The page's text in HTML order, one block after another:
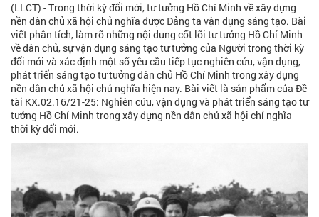
(LLCT) - Trong thời kỳ đổi mới, tư tưởng Hồ Chí Minh về xây dựng
nền dân chủ xã hội chủ nghĩa được Đảng ta vận dụng sáng tạo. Bài
viết phân tích, làm rõ những nội dung cốt lõi tư tưởng Hồ Chí Minh
về dân chủ, sự vận dụng sáng tạo tư tưởng của Người trong thời kỳ
đổi mới và xác định một số yêu cầu tiếp tục nghiên cứu, vận dụng,
phát triển sáng tạo tư tưởng dân chủ Hồ Chí Minh trong xây dựng
nền dân chủ xã hội chủ nghĩa hiện nay. Bài viết là sản phẩm của Đề
tài KX.02.16/21-25: Nghiên cứu, vận dụng và phát triển sáng tạo tư
tưởng Hồ Chí Minh trong xây dựng nền dân chủ xã hội chỉ nghĩa
thời kỳ đổi mới.